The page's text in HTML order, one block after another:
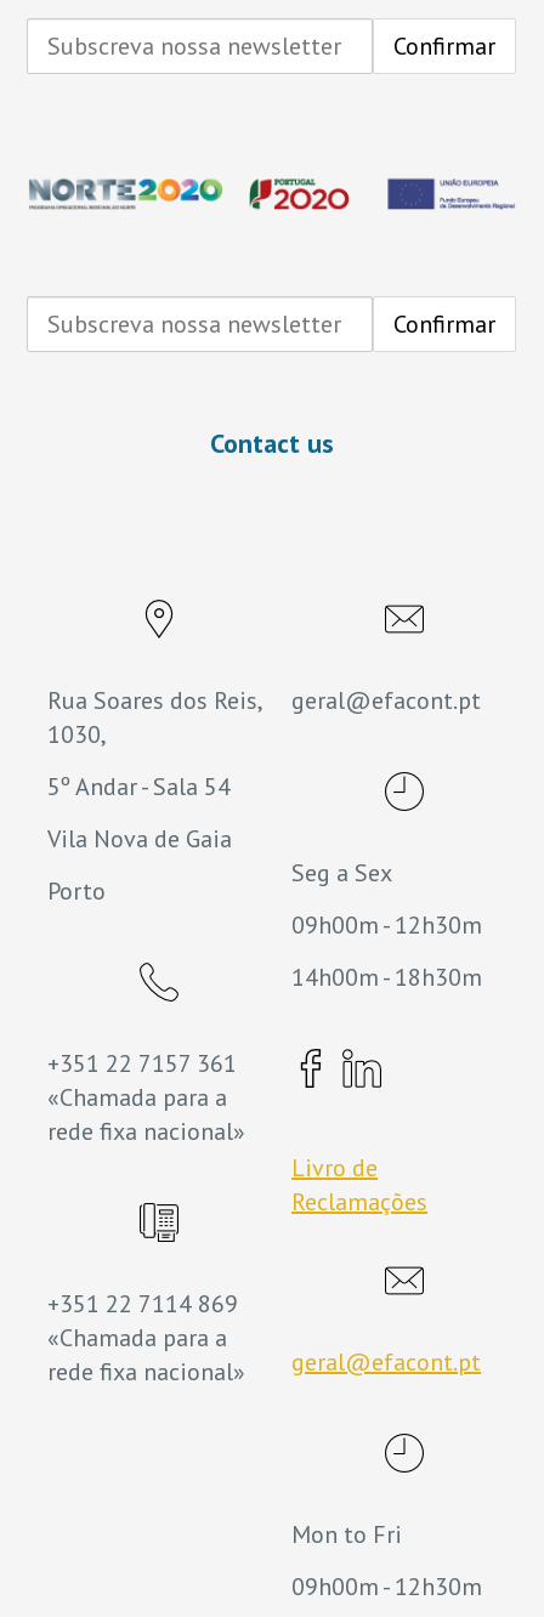
Contact us
Rua Soares dos Reis,
1030,
5º Andar - Sala 54
Vila Nova de Gaia
Porto
+351 22 7157 361
«Chamada para a
rede fixa nacional»
+351 22 7114 869
«Chamada para a
rede fixa nacional»
geral@efacont.pt
Seg a Sex
09h00m - 12h30m
14h00m - 18h30m
Livro de
Reclamações
geral@efacont.pt
Mon to Fri
09h00m - 12h30m